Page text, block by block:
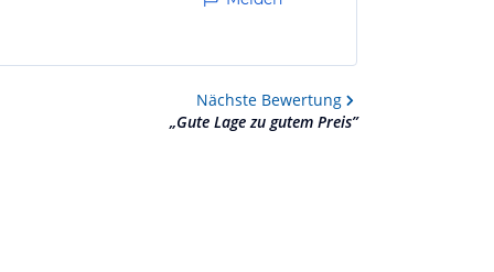
Nächste Bewertung
„Gute Lage zu gutem Preis”